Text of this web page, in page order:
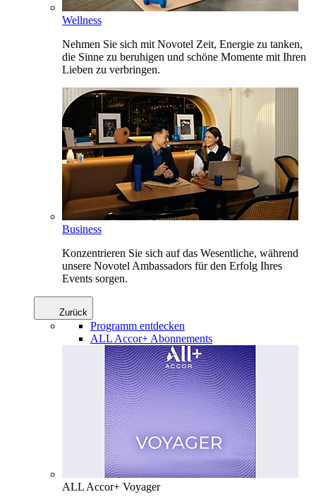
Wellness
Nehmen Sie sich mit Novotel Zeit, Energie zu tanken,
die Sinne zu beruhigen und schöne Momente mit Ihren
Lieben zu verbringen.
Business
Konzentrieren Sie sich auf das Wesentliche, während
unsere Novotel Ambassadors für den Erfolg Ihres
Events sorgen.
Zurück
Programm entdecken
ALL Accor+ Abonnements
ALL Accor+ Voyager